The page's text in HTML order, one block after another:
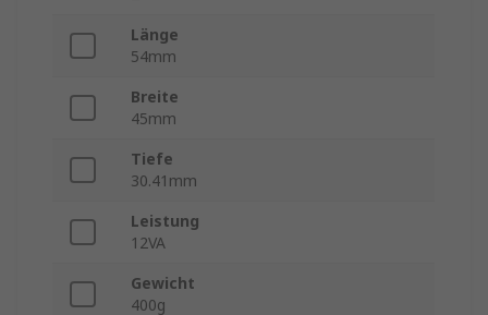
Länge
54mm
Breite
45mm
Tiefe
30.41mm
Leistung
12VA
Gewicht
400g